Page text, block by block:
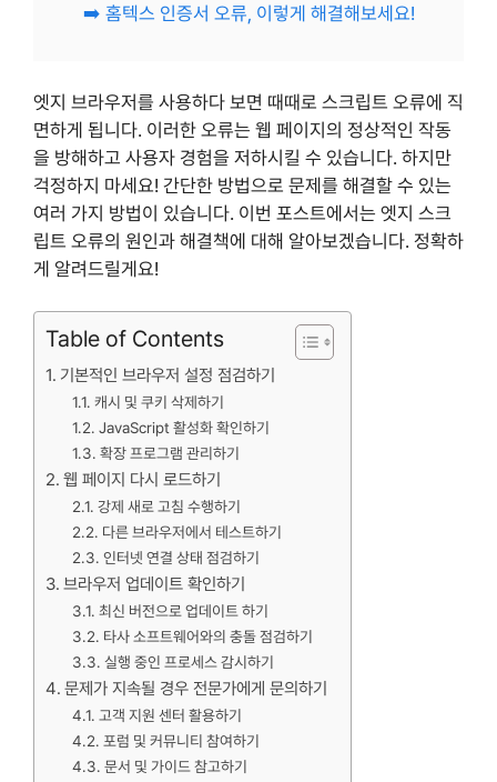
➡️ 홈텍스 인증서 오류, 이렇게 해결해보세요!
엣지 브라우저를 사용하다 보면 때때로 스크립트 오류에 직
면하게 됩니다. 이러한 오류는 웹 페이지의 정상적인 작동
을 방해하고 사용자 경험을 저하시킬 수 있습니다. 하지만
걱정하지 마세요! 간단한 방법으로 문제를 해결할 수 있는
여러 가지 방법이 있습니다. 이번 포스트에서는 엣지 스크
립트 오류의 원인과 해결책에 대해 알아보겠습니다. 정확하
게 알려드릴게요!
Table of Contents
기본적인 브라우저 설정 점검하기
캐시 및 쿠키 삭제하기
JavaScript 활성화 확인하기
확장 프로그램 관리하기
웹 페이지 다시 로드하기
강제 새로 고침 수행하기
다른 브라우저에서 테스트하기
인터넷 연결 상태 점검하기
브라우저 업데이트 확인하기
최신 버전으로 업데이트 하기
타사 소프트웨어와의 충돌 점검하기
실행 중인 프로세스 감시하기
문제가 지속될 경우 전문가에게 문의하기
고객 지원 센터 활용하기
포럼 및 커뮤니티 참여하기
문서 및 가이드 참고하기